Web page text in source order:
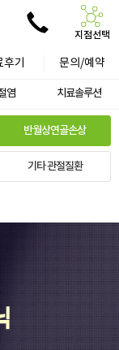
지점선택
기 문의/예약
염 치료솔루션
반월상연골손상
기타 관절질환